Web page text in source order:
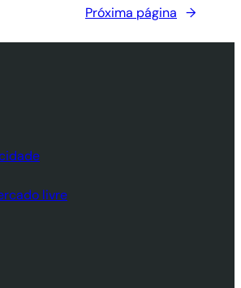
Próxima página →
livre